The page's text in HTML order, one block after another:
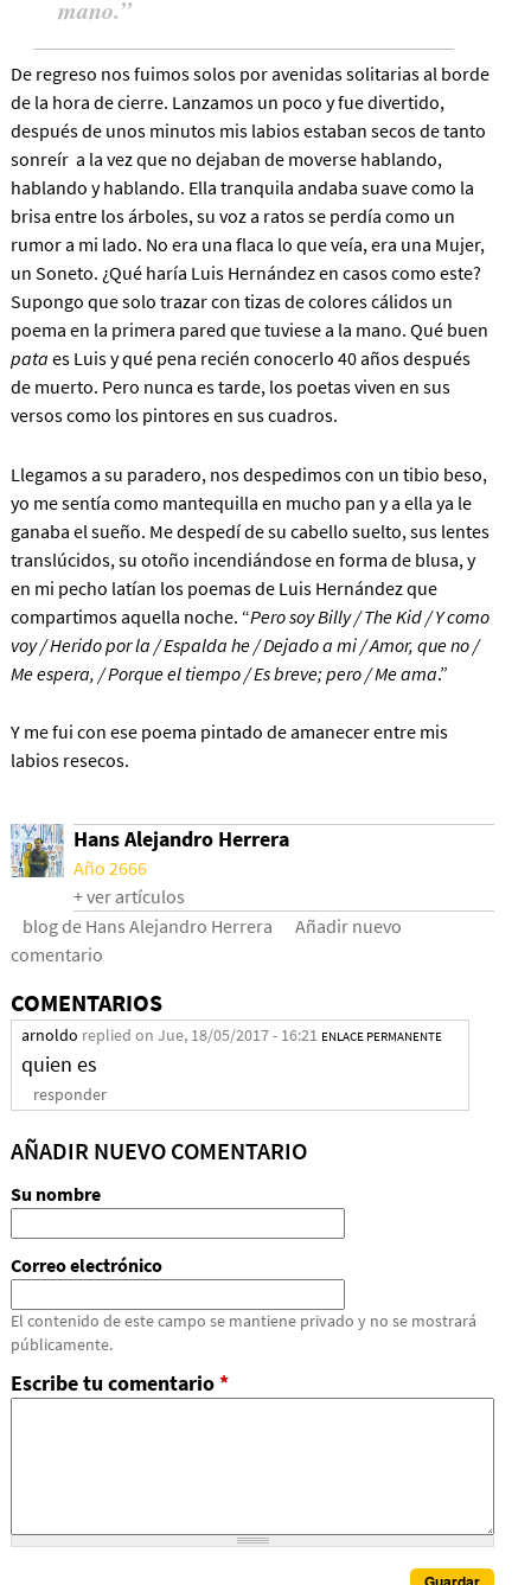
mano.
De regreso nos fuimos solos por avenidas solitarias al borde
de la hora de cierre. Lanzamos un poco y fue divertido,
después de unos minutos mis labios estaban secos de tanto
sonreír a la vez que no dejaban de moverse hablando,
hablando y hablando. Ella tranquila andaba suave como la
brisa entre los árboles, su voz a ratos se perdía como un
rumor a mi lado. No era una flaca lo que veía, era una Mujer,
un Soneto. ¿Qué haría Luis Hernández en casos como este?
Supongo que solo trazar con tizas de colores cálidos un
poema en la primera pared que tuviese a la mano. Qué buen
pata es Luis y qué pena recién conocerlo 40 años después
de muerto. Pero nunca es tarde, los poetas viven en sus
versos como los pintores en sus cuadros.
Llegamos a su paradero, nos despedimos con un tibio beso,
yo me sentía como mantequilla en mucho pan y a ella ya le
ganaba el sueño. Me despedí de su cabello suelto, sus lentes
translúcidos, su otoño incendiándose en forma de blusa, y
en mi pecho latían los poemas de Luis Hernández que
compartimos aquella noche. “Pero soy Billy / The Kid / Y como
voy / Herido por la / Espalda he / Dejado a mi / Amor, que no /
Me espera, / Porque el tiempo / Es breve; pero / Me ama.”
Y me fui con ese poema pintado de amanecer entre mis
labios resecos.
Hans Alejandro Herrera
Año 2666
+ ver artículos
blog de Hans Alejandro Herrera
Añadir nuevo
comentario
COMENTARIOS
arnoldo replied onJue, 18/05/2017 - 16:21 ENLACE PERMANENTE
quien es
responder
AÑADIR NUEVO COMENTARIO
Su nombre
Correo electrónico
El contenido de este campo se mantiene privado y no se mostrará
públicamente.
Escribe tu comentario*